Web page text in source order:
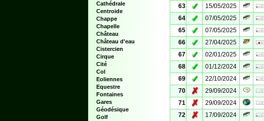
Cathédrale
Centroide
Chappe
Chapelle
Château
Château d'eau
Cistercien
Cirque
Cité
Col
Eoliennes
Equestre
Fontaines
Gares
Géodésique
Golf
63
✓ 15/05/2025
64
✓ 07/05/2025
65
✓ 07/05/2025
66
✓ 27/04/2025
67
✓ 02/01/2025
68
✓ 01/12/2024
69
✓ 22/10/2024
70
✗ 29/09/2024
71
✗ 29/09/2024
72
✗ 17/09/2024